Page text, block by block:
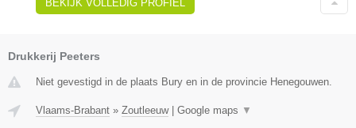
BEKIJK VOLLEDIG PROFIEL
Drukkerij Peeters
Niet gevestigd in de plaats Bury en in de provincie Henegouwen.
Vlaams-Brabant » Zoutleeuw| Google maps ▼